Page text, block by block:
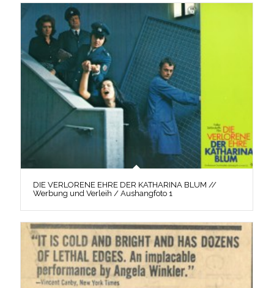
DIE VERLORENE EHRE DER KATHARINA BLUM //
Werbung und Verleih / Aushangfoto 1